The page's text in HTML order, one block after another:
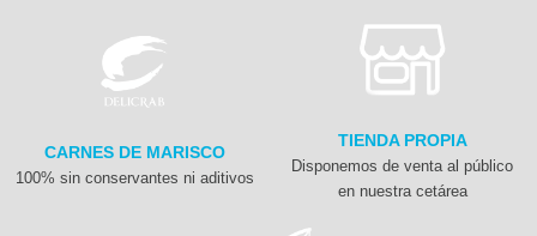
CARNES DE MARISCO
100% sin conservantes ni aditivos
TIENDA PROPIA
Disponemos de venta al público
en nuestra cetárea